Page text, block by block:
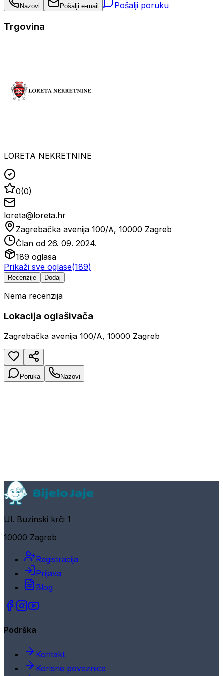
Nazovi Pošalji e-mail Pošalji poruku
Trgovina
LORETA NEKRETNINE
0(0)
loreta@loreta.hr
Zagrebačka avenija 100/A, 10000 Zagreb
Član od 26. 09. 2024.
189 oglasa
Prikaži sve oglase(189)
Recenzije Dodaj
Nema recenzija
Lokacija oglašivača
Zagrebačka avenija 100/A, 10000 Zagreb
Poruka Nazovi
Ul. Buzinski krči 1
10000 Zagreb
Registracija
Prijava
Blog
Podrška
Kontakt
Korisne poveznice